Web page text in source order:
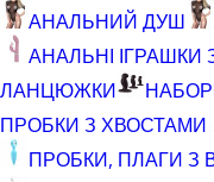
АНАЛЬНИЙ ДУШ
АНАЛЬНІ ІГРАШКИ
ЛАНЦЮЖКИ
ПРОБКИ З ХВОСТАМИ
ПРОБКИ, ПЛАГИ З